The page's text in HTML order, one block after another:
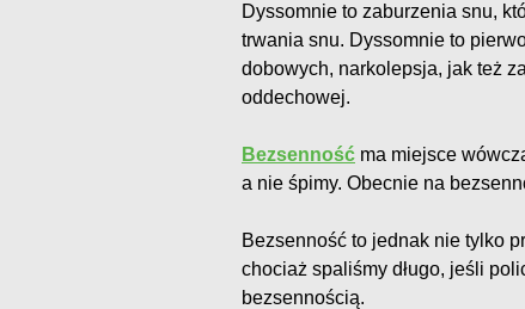
Dyssomnie to zaburzenia snu,
trwania snu. Dyssomnie to
dobowych, narkolepsja, jak też
oddechowej.
Bezsenność ma miejsce
a nie śpimy. Obecnie na
Bezsenność to jednak nie tylko
chociaż spaliśmy długo, jeśli
bezsennością.